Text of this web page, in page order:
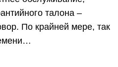
талона –
По крайней мере, так